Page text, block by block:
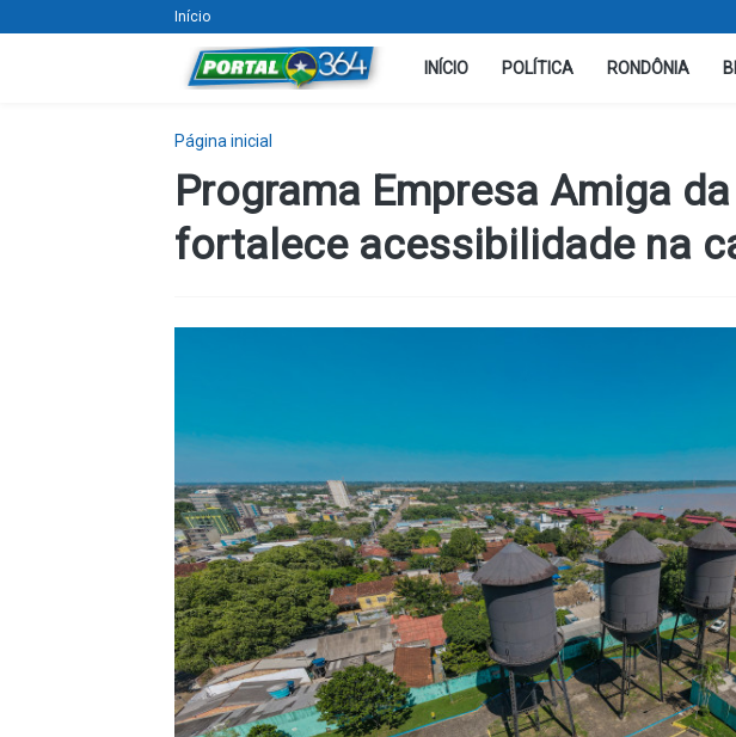
Início
INÍCIO POLÍTICA RONDÔNIA
Página inicial
Programa Empresa Amiga
fortalece acessibilidade na